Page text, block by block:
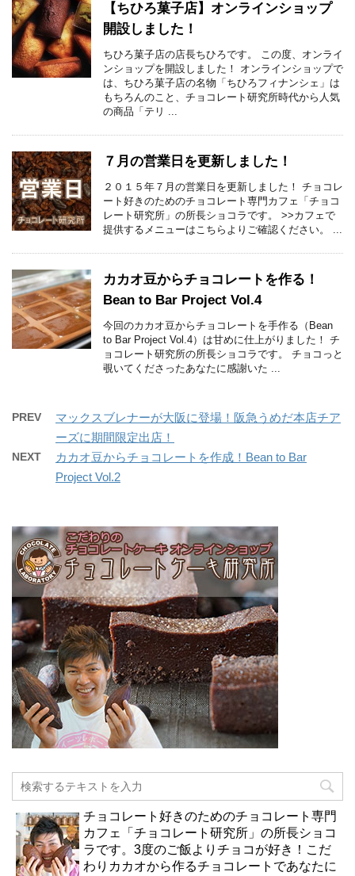
【ちひろ菓子店】オンラインショップ
開設しました！
ちひろ菓子店の店長ちひろです。 この度、オンライ
ンショップを開設しました！ オンラインショップで
は、ちひろ菓子店の名物「ちひろフィナンシェ」は
もちろんのこと、チョコレート研究所時代から人気
の商品「テリ ...
７月の営業日を更新しました！
２０１５年７月の営業日を更新しました！ チョコレ
ート好きのためのチョコレート専門カフェ「チョコ
レート研究所」の所長ショコラです。 >>カフェで
提供するメニューはこちらよりご確認ください。 ...
カカオ豆からチョコレートを作る！
Bean to Bar Project Vol.4
今回のカカオ豆からチョコレートを手作る（Bean
to Bar Project Vol.4）は甘めに仕上がりました！ チ
ョコレート研究所の所長ショコラです。 チョコっと
覗いてくださったあなたに感謝いた ...
PREV
マックスブレナーが大阪に登場！阪急うめだ本店チア
ーズに期間限定出店！
NEXT
カカオ豆からチョコレートを作成！Bean to Bar
Project Vol.2
チョコレート好きのためのチョコレート専門
カフェ「チョコレート研究所」の所長ショコ
ラです。3度のご飯よりチョコが好き！こだ
わりカカオから作るチョコレートであなたに